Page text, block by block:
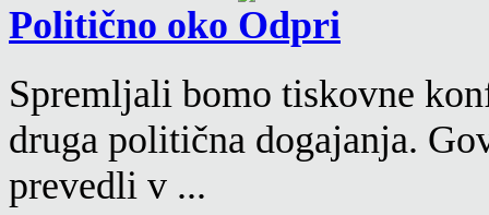
Politično oko
Spremljali bomo tiskovne
druga politična dogajanja.
prevedli v ...